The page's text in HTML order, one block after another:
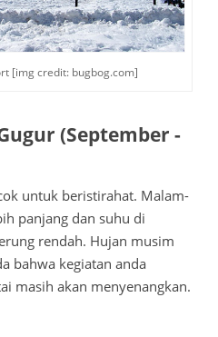
[img credit: bugbog.com]
(September -
untuk beristirahat. Malam-
panjang dan suhu di
rendah. Hujan musim
bahwa kegiatan anda
masih akan menyenangkan.